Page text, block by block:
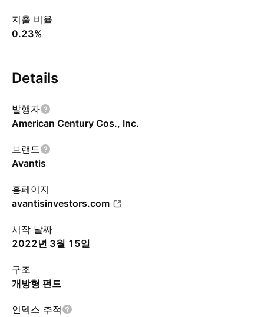
지출 비율
0.23%
Details
발행자
American Century Cos., Inc.
브랜드
Avantis
홈페이지
avantisinvestors.com
시작 날짜
2022년 3월 15일
구조
개방형 펀드
인덱스 추적